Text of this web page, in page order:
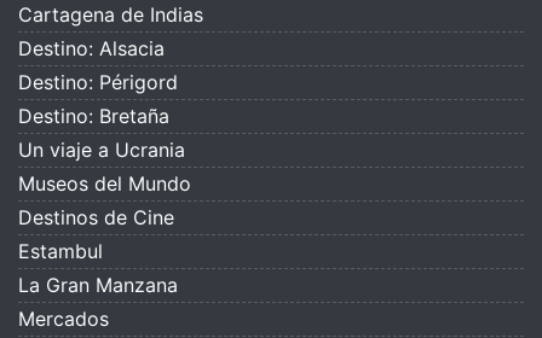
Cartagena de Indias
Destino: Alsacia
Destino: Périgord
Destino: Bretaña
Un viaje a Ucrania
Museos del Mundo
Destinos de Cine
Estambul
La Gran Manzana
Mercados